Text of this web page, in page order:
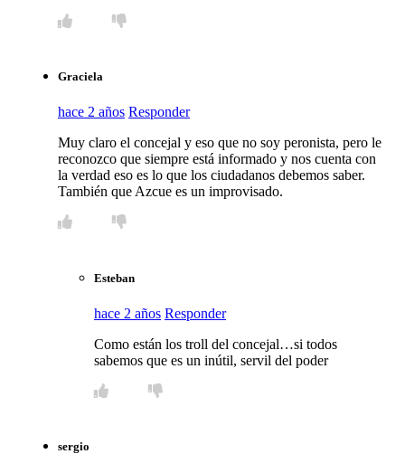
Graciela
hace 2 años Responder
Muy claro el concejal y eso que no soy peronista, pero le
reconozco que siempre está informado y nos cuenta con
la verdad eso es lo que los ciudadanos debemos saber.
También que Azcue es un improvisado.
Esteban
hace 2 años Responder
Como están los troll del concejal…si todos
sabemos que es un inútil, servil del poder
sergio